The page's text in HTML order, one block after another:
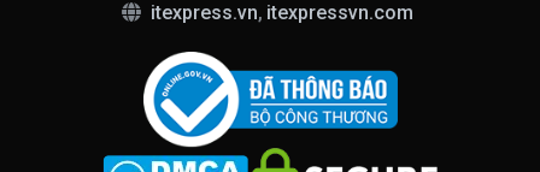
itexpress.vn, itexpressvn.com